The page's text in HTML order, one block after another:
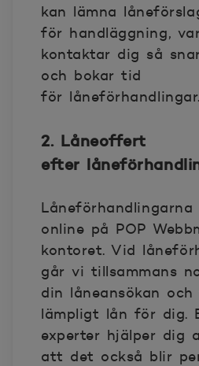
kan lämna
för handläggning,
kontaktar dig så
och bokar tid
för låneförhandlingar.
2. Låneoffert
efter
Låneförhandlingarna
online på POP
kontoret. Vid
går vi tillsammans
din låneansökan
lämpligt lån för dig.
experter hjälper dig
att det också blir